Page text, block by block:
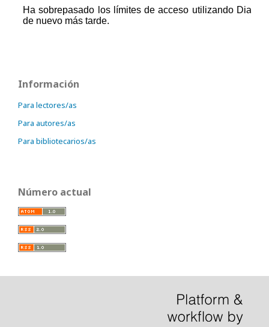
Información
Para lectores/as
Para autores/as
Para bibliotecarios/as
Número actual